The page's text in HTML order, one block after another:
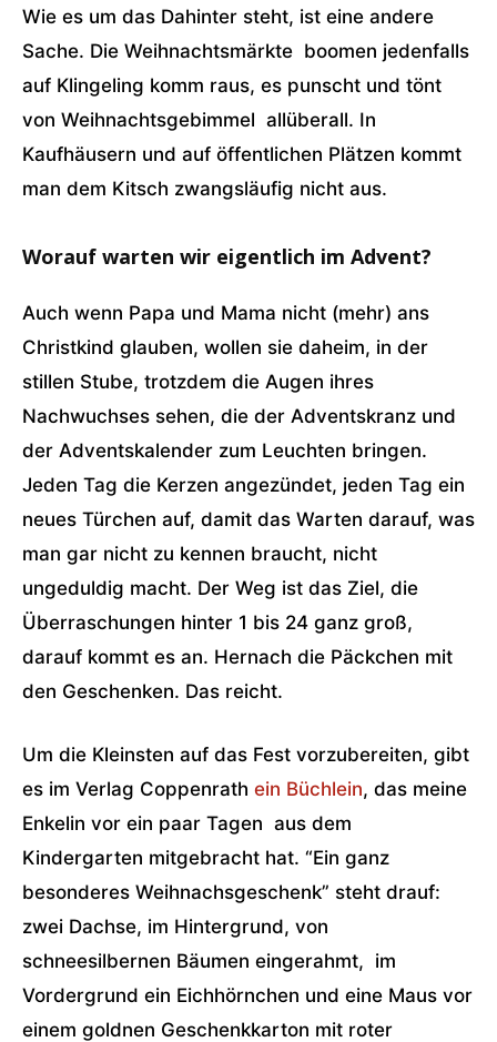
Wie es um das Dahinter steht, ist eine andere
Sache. Die Weihnachtsmärkte boomen jedenfalls
auf Klingeling komm raus, es punscht und tönt
von Weihnachtsgebimmel allüberall. In
Kaufhäusern und auf öffentlichen Plätzen kommt
man dem Kitsch zwangsläufig nicht aus.
Worauf warten wir eigentlich im Advent?
Auch wenn Papa und Mama nicht (mehr) ans
Christkind glauben, wollen sie daheim, in der
stillen Stube, trotzdem die Augen ihres
Nachwuchses sehen, die der Adventskranz und
der Adventskalender zum Leuchten bringen.
Jeden Tag die Kerzen angezündet, jeden Tag ein
neues Türchen auf, damit das Warten darauf, was
man gar nicht zu kennen braucht, nicht
ungeduldig macht. Der Weg ist das Ziel, die
Überraschungen hinter 1 bis 24 ganz groß,
darauf kommt es an. Hernach die Päckchen mit
den Geschenken. Das reicht.
Um die Kleinsten auf das Fest vorzubereiten, gibt
es im Verlag Coppenrath ein Büchlein, das meine
Enkelin vor ein paar Tagen aus dem
Kindergarten mitgebracht hat. “Ein ganz
besonderes Weihnachsgeschenk” steht drauf:
zwei Dachse, im Hintergrund, von
schneesilbernen Bäumen eingerahmt, im
Vordergrund ein Eichhörnchen und eine Maus vor
einem goldnen Geschenkkarton mit roter